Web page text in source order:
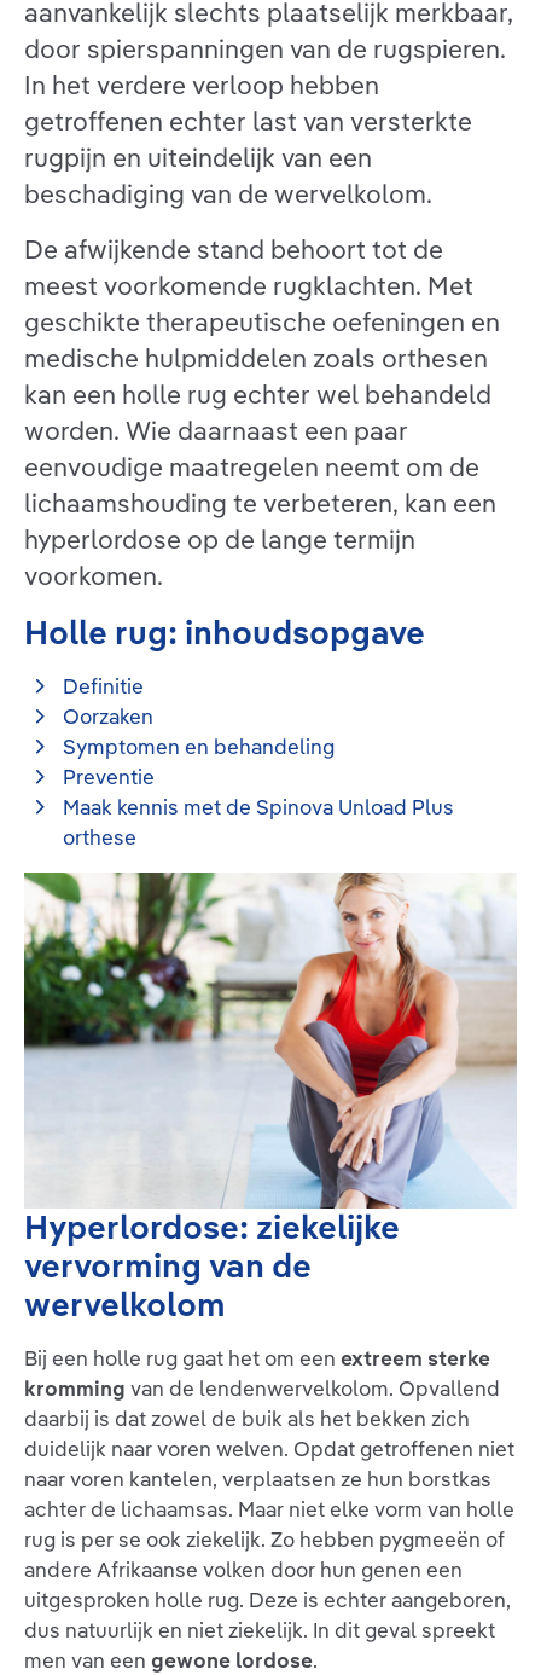
aanvankelijk slechts plaatselijk merkbaar,
door spierspanningen van de rugspieren.
In het verdere verloop hebben
getroffenen echter last van versterkte
rugpijn en uiteindelijk van een
beschadiging van de wervelkolom.
De afwijkende stand behoort tot de
meest voorkomende rugklachten. Met
geschikte therapeutische oefeningen en
medische hulpmiddelen zoals orthesen
kan een holle rug echter wel behandeld
worden. Wie daarnaast een paar
eenvoudige maatregelen neemt om de
lichaamshouding te verbeteren, kan een
hyperlordose op de lange termijn
voorkomen.
Holle rug: inhoudsopgave
Definitie
Oorzaken
Symptomen en behandeling
Preventie
Maak kennis met de Spinova Unload Plus
orthese
Hyperlordose: ziekelijke
vervorming van de
wervelkolom
Bij een holle rug gaat het om een extreem sterke
kromming van de lendenwervelkolom. Opvallend
daarbij is dat zowel de buik als het bekken zich
duidelijk naar voren welven. Opdat getroffenen niet
naar voren kantelen, verplaatsen ze hun borstkas
achter de lichaamsas. Maar niet elke vorm van holle
rug is per se ook ziekelijk. Zo hebben pygmeeën of
andere Afrikaanse volken door hun genen een
uitgesproken holle rug. Deze is echter aangeboren,
dus natuurlijk en niet ziekelijk. In dit geval spreekt
men van een gewone lordose.